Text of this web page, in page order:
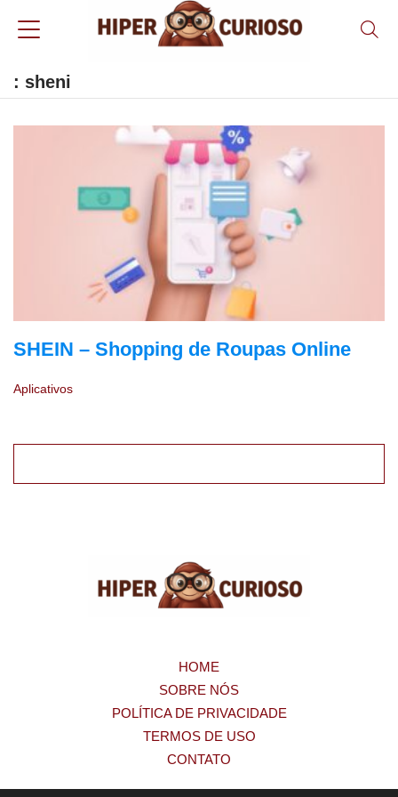
: sheni
SHEIN – Shopping de Roupas Online
Aplicativos
HOME
SOBRE NÓS
POLÍTICA DE PRIVACIDADE
TERMOS DE USO
CONTATO